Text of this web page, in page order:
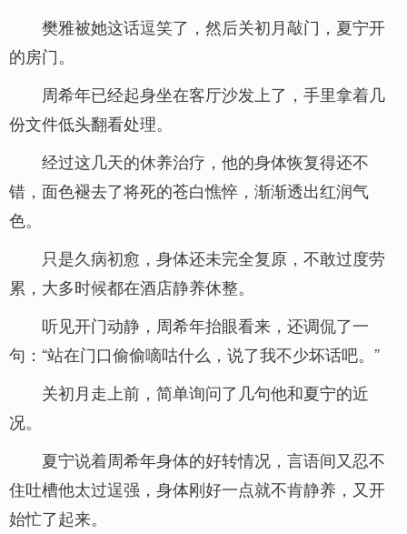
樊雅被她这话逗笑了，然后关初月敲门，夏宁开
的房门。
周希年已经起身坐在客厅沙发上了，手里拿着几
份文件低头翻看处理。
经过这几天的休养治疗，他的身体恢复得还不
错，面色褪去了将死的苍白憔悴，渐渐透出红润气
色。
只是久病初愈，身体还未完全复原，不敢过度劳
累，大多时候都在酒店静养休整。
听见开门动静，周希年抬眼看来，还调侃了一
句：“站在门口偷偷嘀咕什么，说了我不少坏话吧。”
关初月走上前，简单询问了几句他和夏宁的近
况。
夏宁说着周希年身体的好转情况，言语间又忍不
住吐槽他太过逞强，身体刚好一点就不肯静养，又开
始忙了起来。